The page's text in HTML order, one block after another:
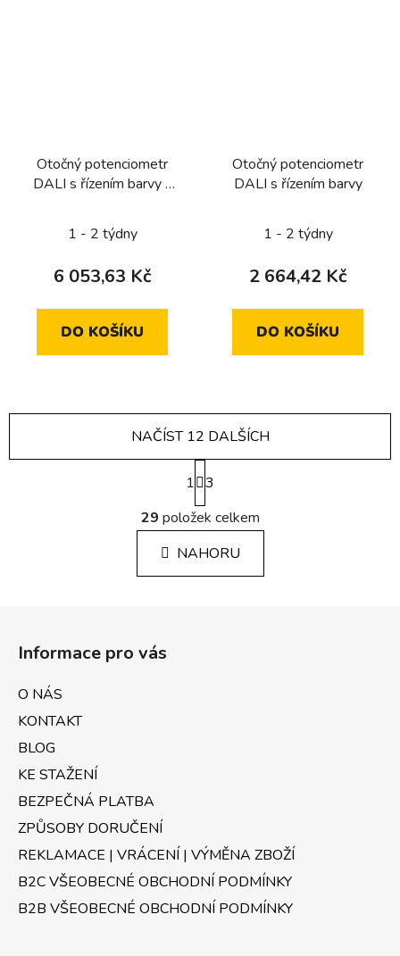
Otočný potenciometr
DALI s řízením barvy a
napájecím zdrojem
1 - 2 týdny
6 053,63 Kč
DO KOŠÍKU
Otočný potenciometr
DALI s řízením barvy
1 - 2 týdny
2 664,42 Kč
DO KOŠÍKU
O
v
l
á
d
u
NAČÍST 12 DALŠÍCH
S
t
r
á
n
k
1 3
29 položek celkem
NAHORU
Informace pro vás
O NÁS
KONTAKT
BLOG
KE STAŽENÍ
BEZPEČNÁ PLATBA
ZPŮSOBY DORUČENÍ
REKLAMACE | VRÁCENÍ | VÝMĚNA ZBOŽÍ
B2C VŠEOBECNÉ OBCHODNÍ PODMÍNKY
B2B VŠEOBECNÉ OBCHODNÍ PODMÍNKY